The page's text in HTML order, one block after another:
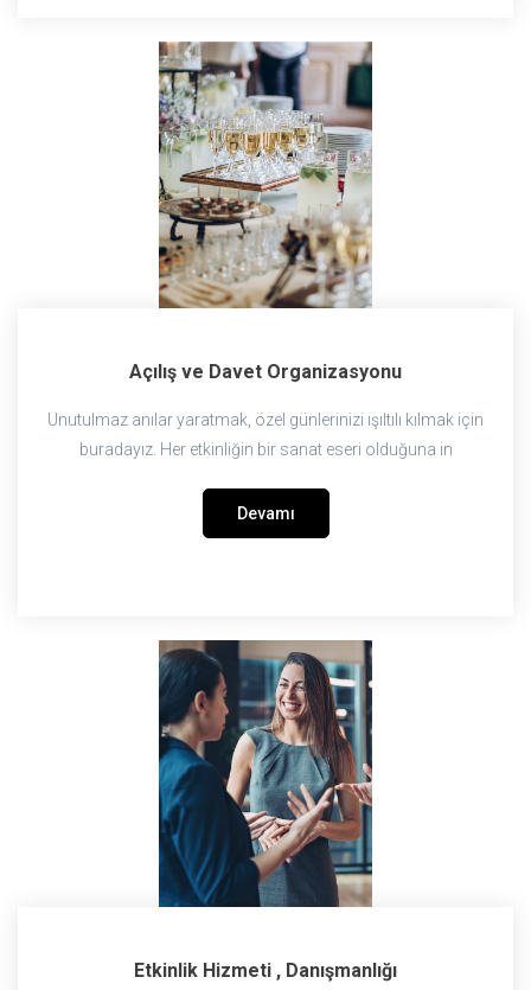
Açılış ve Davet Organizasyonu
Unutulmaz anılar yaratmak, özel günlerinizi ışıltılı kılmak için
buradayız. Her etkinliğin bir sanat eseri olduğuna in
Devamı
Etkinlik Hizmeti , Danışmanlığı